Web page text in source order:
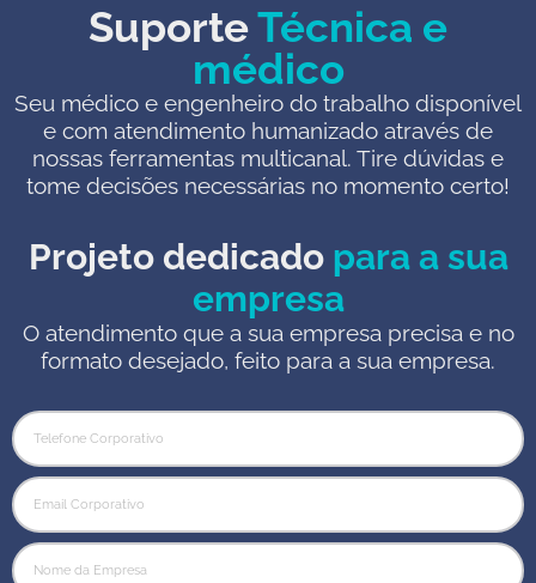
SuporteTécnica e
médico
Seu médico e engenheiro do trabalho disponível
e com atendimento humanizado através de
nossas ferramentas multicanal. Tire dúvidas e
tome decisões necessárias no momento certo!
Projeto dedicado para a sua
empresa
O atendimento que a sua empresa precisa e no
formato desejado, feito para a sua empresa.